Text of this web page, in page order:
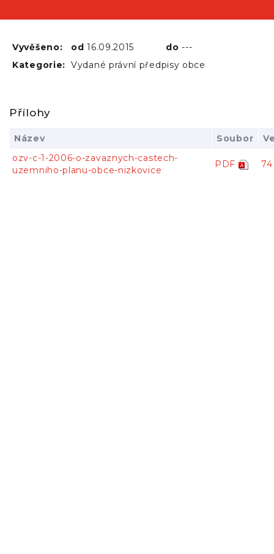
Vyvěšeno: od16.09.2015 do---
Kategorie: Vydané právní předpisy obce
Přílohy
Název Soubor
ozv-c-1-2006-o-zavaznych-castech-
uzemniho-planu-obce-nizkovice
PDF